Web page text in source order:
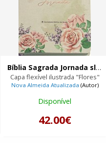
Bíblia Sagrada Jornada slim
Capa flexível ilustrada "Flores"
Nova Almeida Atualizada (Autor)
Disponível
42.00€